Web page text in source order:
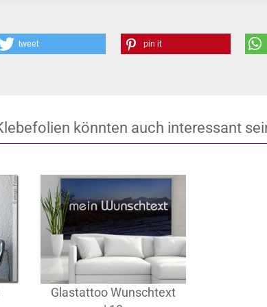
tweet pin it
könnten auch interessant
Glastattoo Wunschtext